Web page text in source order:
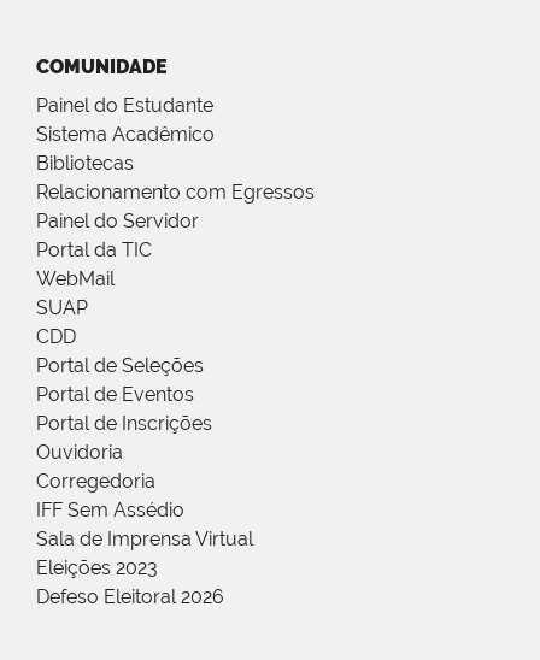
COMUNIDADE
Painel do Estudante
Sistema Acadêmico
Bibliotecas
Relacionamento com Egressos
Painel do Servidor
Portal da TIC
WebMail
SUAP
CDD
Portal de Seleções
Portal de Eventos
Portal de Inscrições
Ouvidoria
Corregedoria
IFF Sem Assédio
Sala de Imprensa Virtual
Eleições 2023
Defeso Eleitoral 2026